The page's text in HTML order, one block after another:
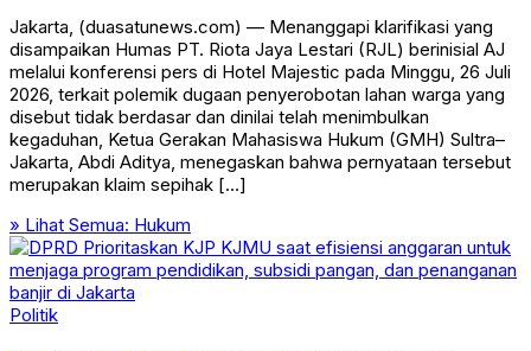
Jakarta, (duasatunews.com) — Menanggapi klarifikasi yang
disampaikan Humas PT. Riota Jaya Lestari (RJL) berinisial AJ
melalui konferensi pers di Hotel Majestic pada Minggu, 26 Juli
2026, terkait polemik dugaan penyerobotan lahan warga yang
disebut tidak berdasar dan dinilai telah menimbulkan
kegaduhan, Ketua Gerakan Mahasiswa Hukum (GMH) Sultra–
Jakarta, Abdi Aditya, menegaskan bahwa pernyataan tersebut
merupakan klaim sepihak […]
» Lihat Semua: Hukum
Politik